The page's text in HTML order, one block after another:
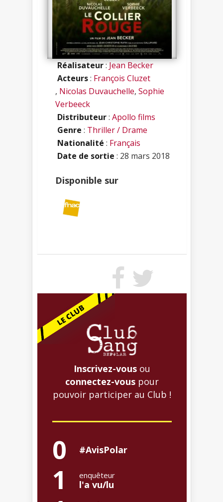
Réalisateur:Jean Becker
Acteurs: François Cluzet
, Nicolas Duvauchelle, Sophie
Verbeeck
Distributeur: Apollo films
Genre : Thriller / Drame
Nationalité : Français
Date de sortie : 28 mars 2018
Disponible sur
Inscrivez-vous ou
connectez-vous pour
pouvoir participer au Club !
0 #AvisPolar
1 enquêteur
l'a vu/lu